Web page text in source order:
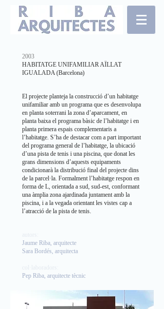
2003
HABITATGE UNIFAMILIAR AÏLLAT
IGUALADA (Barcelona)
El projecte planteja la construcció d’un habitatge
unifamiliar amb un programa que es desenvolupa
en planta soterrani la zona d’aparcament, en
planta baixa el programa bàsic de l’habitatge i en
planta primera espais complementaris a
l’habitatge. S’ha de destacar com a part important
del programa general de l’habitatge, la ubicació
d’una pista de tenis i una piscina, que donat les
grans dimensions d’aquests equipaments
condicionarà la distribució final del projecte dins
de la parcel·la. Formalment l’habitatge respon en
forma de L, orientada a sud, sud-est, conformant
una àmplia zona ajardinada juntament amb la
piscina, i a la vegada orientant les vistes cap a
l’atracció de la pista de tenis.
Jaume Riba, arquitecte
Sara Bordés, arquitecta
Pep Riba, arquitecte tècnic